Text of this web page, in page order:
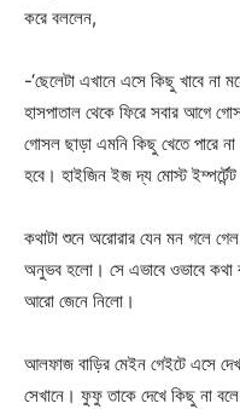
করে বললেন,
-‘ছেলেটা এখানে এসে কিছু খাবে
হাসপাতাল থেকে ফিরে সবার আগে
গোসল ছাড়া এমনি কিছু খেতে পারে
হবে। হাইজিন ইজ দ্য মোস্ট
কথাটা শুনে অরোরার যেন মন গলে
অনুভব হলো। সে এভাবে ওভাবে কথা
আরো জেনে নিলো।
আলফাজ বাড়ির মেইন গেইটে এসে
সেখানে। ফুফু তাকে দেখে কিছু না